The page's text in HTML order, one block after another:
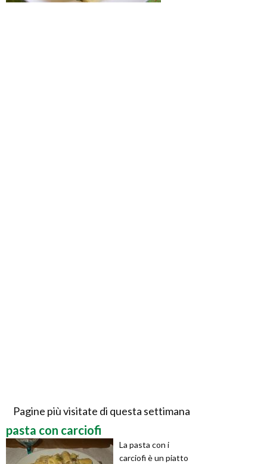
Pagine più visitate di questa settimana
pasta con carciofi
La pasta con i
carciofi è un piatto